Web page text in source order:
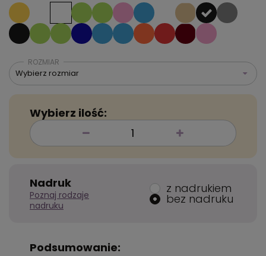
ROZMIAR
Wybierz rozmiar
Wybierz ilość:
Nadruk
Poznaj rodzaje
nadruku
z nadrukiem
bez nadruku
Podsumowanie: